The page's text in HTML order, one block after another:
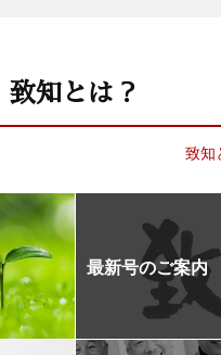
致知とは？
致知
最新号のご案内